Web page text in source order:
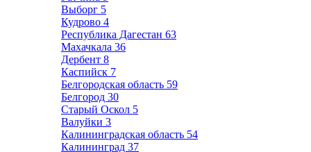
Выборг 5
Кудрово 4
Республика Дагестан 63
Махачкала 36
Дербент 8
Каспийск 7
Белгородская область 59
Белгород 30
Старый Оскол 5
Валуйки 3
Калининградская область 54
Калининград 37